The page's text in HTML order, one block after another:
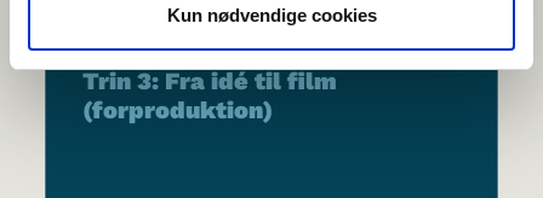
Kun nødvendige cookies
Trin 3: Fra idé til film
(forproduktion)